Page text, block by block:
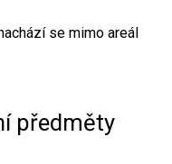
se mimo areál
předměty